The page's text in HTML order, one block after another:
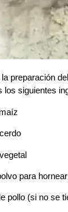
preparación
los siguientes
para hornear
pollo (si no se